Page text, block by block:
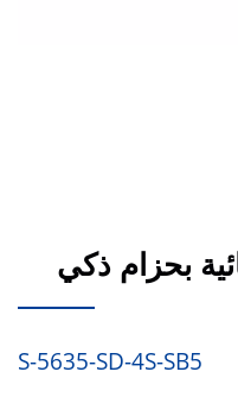
بحزام ذكي
S-5635-SD-4S-SB5